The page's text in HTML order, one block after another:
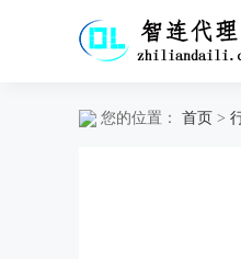
您的位置： 首页 >